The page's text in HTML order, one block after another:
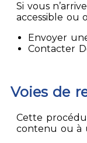
Si vous
accessible ou
Envoyer
Contacter
Voies de
Cette
contenu ou à